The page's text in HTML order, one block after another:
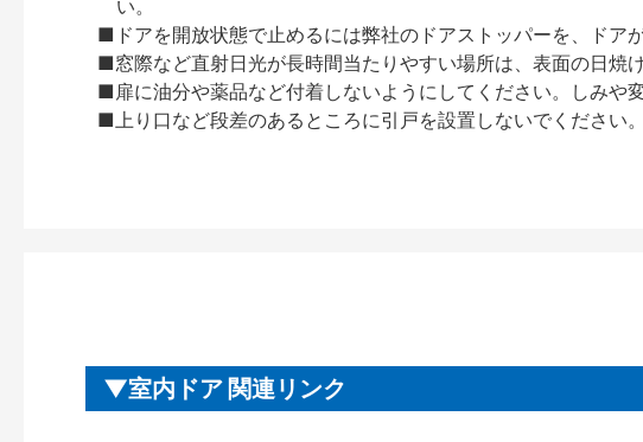
い。
■ドアを開放状態で止めるには弊社のドアストッパーを、ドア
■窓際など直射日光が長時間当たりやすい場所は、表面の日焼
■扉に油分や薬品など付着しないようにしてください。しみや
■上り口など段差のあるところに引戸を設置しないでください
室内ドア 関連リンク